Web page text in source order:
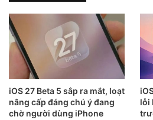
iOS 27 Beta 5 sắp ra mắt, loạt
nâng cấp đáng chú ý đang
chờ người dùng iPhone
lỗi